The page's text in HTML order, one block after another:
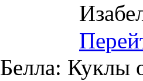
Белла: Куклы